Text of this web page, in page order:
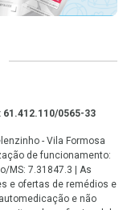
61.412.110/0565-33
- Vila Formosa
de funcionamento:
MS: 7.31847.3 | As
e ofertas de remédios e
e não